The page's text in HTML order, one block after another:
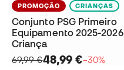
PROMOÇÃO CRIANÇAS
Conjunto PSG Primeiro
Equipamento 2025-2026
Criança
69,99 €48,99 €−30%